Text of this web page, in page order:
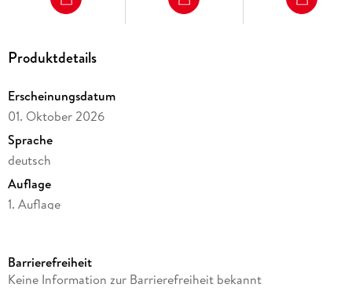
Produktdetails
Erscheinungsdatum
01. Oktober 2026
Sprache
deutsch
Auflage
1. Auflage
Reihe
Barrierefreiheit
Keine Information zur Barrierefreiheit bekannt